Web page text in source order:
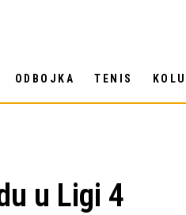
ODBOJKA TENIS
u Ligi 4